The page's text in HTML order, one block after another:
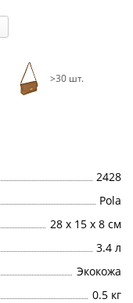
>30 шт.
2428
Pola
28 x 15 x 8 см
3.4 л
Экокожа
0.5 кг